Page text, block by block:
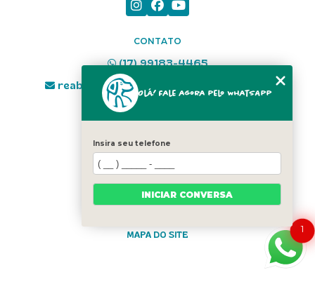
CONTATO
(17) 99183-4465
reabilitacao.fisioterapiavet@gmail.com
HOME
ESPECIALIDADES
CONTATO
MAPA DO SITE
1
Olá! Fale agora pelo WhatsApp
Insira seu telefone
INICIAR CONVERSA